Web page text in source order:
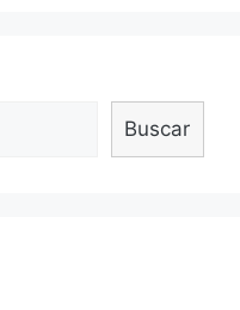
Buscar